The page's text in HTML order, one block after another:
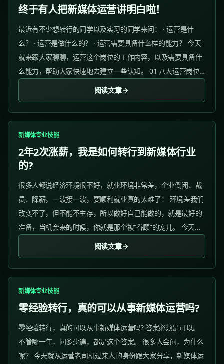
终于有人把新媒体运营讲明白啦！
最近有不少想转行的同学以及实习的同学来问： · 运营是什
么？ · 运营是做什么的？ · 运营需要具备什么样的能力？ 今天
就来跟大家聊聊，运营这个岗位的工作内容，以及需要具备什
么能力，帮助大家快速地去建立一些认知。 01 八大运营岗位
✅ 新媒体运营 薪资水平： 12年：710k...
阅读文章
新媒体专业技能
2年2次涨薪，我是如何转行到新媒体行业
的?
很多人都说经济环境很不好，就业环境非常差，企业倒闭、裁
员、降薪，一波接一波，要顺利就业真的太难了！ 环境差我们
改变不了，但不能不生存，所以做好自己能做的，就是最好的
准备，当机会来的时候，你就是那个被“眷顾”的宠儿。 今天邀
请的嘉宾是——凯伦学长，他在2年前学习完课程后成功转
行，薪资翻倍；后又回炉学习，实现跳槽涨薪...
阅读文章
新媒体专业技能
零经验转行，真的可以从事新媒体运营吗?
零经验转行，真的可以从事新媒体运营吗? 答案必须是可以。
不管哪一年，问多少遍，都是这个答案。 很多人会问，为什么
呢？ 今天就从运营老司机过来人的身份跟大家分享，新媒体运